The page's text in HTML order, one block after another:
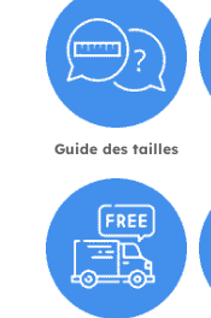
Guide des tailles